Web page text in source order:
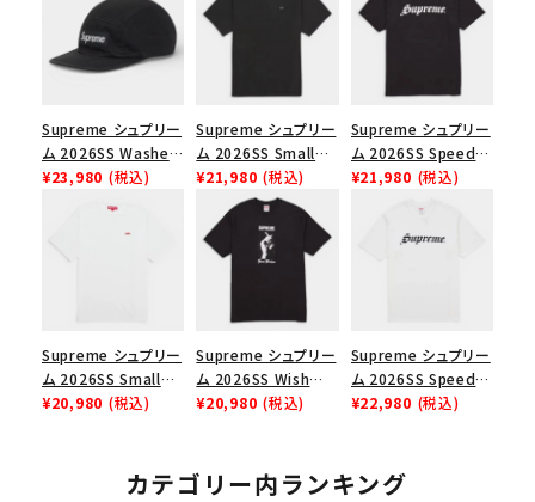
Supreme シュプリー
ム 2026SS Washed
Chino Twill Camp
¥23,980 (税込)
Supreme シュプリー
ム 2026SS Small
Box Tee スモールボ
ックスTシャツ ブラッ
¥21,980 (税込)
Supreme シュプリー
ム 2026SS Speed
Tee スピードTシャツ
¥21,980 (税込)
Supreme シュプリー
ム 2026SS Small
Box Tee スモールボ
¥20,980 (税込)
Supreme シュプリー
ム 2026SS Wish
Tee ウィッシュTシ
¥20,980 (税込)
Supreme シュプリー
ム 2026SS Speed
Tee スピードTシャツ
¥22,980 (税込)
カテゴリー内ランキング